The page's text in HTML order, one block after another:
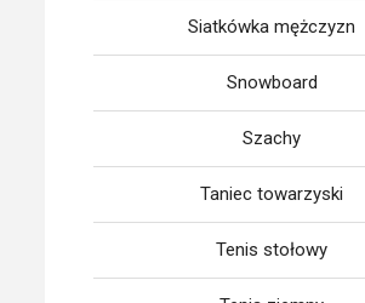
Siatkówka mężczyzn
Snowboard
Szachy
Taniec towarzyski
Tenis stołowy